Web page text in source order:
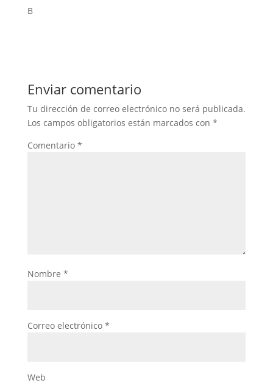
B
Enviar comentario
Tu dirección de correo electrónico no será publicada.
Los campos obligatorios están marcados con *
Comentario *
Nombre *
Correo electrónico *
Web